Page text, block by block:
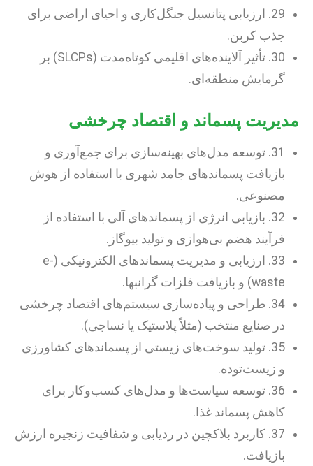
29. ارزیابی پتانسیل جنگل‌کاری و احیای اراضی برای
جذب کربن.
30. تأثیر آلاینده‌های اقلیمی کوتاه‌مدت (SLCPs) بر
گرمایش منطقه‌ای.
مدیریت پسماند و اقتصاد چرخشی
31. توسعه مدل‌های بهینه‌سازی برای جمع‌آوری و
بازیافت پسماندهای جامد شهری با استفاده از هوش
مصنوعی.
32. بازیابی انرژی از پسماندهای آلی با استفاده از
فرآیند هضم بی‌هوازی و تولید بیوگاز.
33. ارزیابی و مدیریت پسماندهای الکترونیکی (e-
waste) و بازیافت فلزات گرانبها.
34. طراحی و پیاده‌سازی سیستم‌های اقتصاد چرخشی
در صنایع منتخب (مثلاً پلاستیک یا نساجی).
35. تولید سوخت‌های زیستی از پسماندهای کشاورزی
و زیست‌توده.
36. توسعه سیاست‌ها و مدل‌های کسب‌وکار برای
کاهش پسماند غذا.
37. کاربرد بلاکچین در ردیابی و شفافیت زنجیره ارزش
بازیافت.